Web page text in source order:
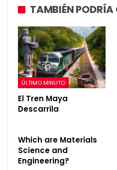
TAMBIÉN PODRÍA
ÚLTIMO MINUTO
El Tren Maya
Descarrila
Which are Materials
Science and
Engineering?